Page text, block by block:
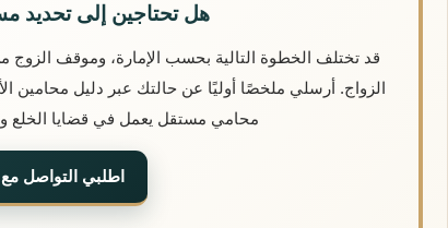
هل تحتاجين إلى تحديد
قد تختلف الخطوة التالية بحسب الإمارة، وموقف الزوج
الزواج. أرسلي ملخصًا أوليًا عن حالتك عبر دليل محامين
محامي مستقل يعمل في قضايا الخلع
اطلبي التواصل